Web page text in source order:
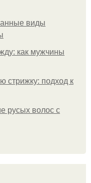
виды
как мужчины
стрижку: подход к
русых волос с